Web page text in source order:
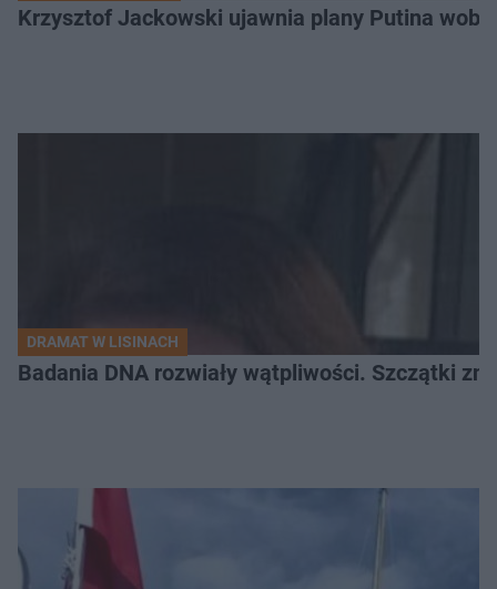
Krzysztof Jackowski ujawnia plany Putina
DRAMAT W LISINACH
Badania DNA rozwiały wątpliwości. Szczątki